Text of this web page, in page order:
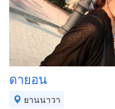
ดายอน
ยานนาวา